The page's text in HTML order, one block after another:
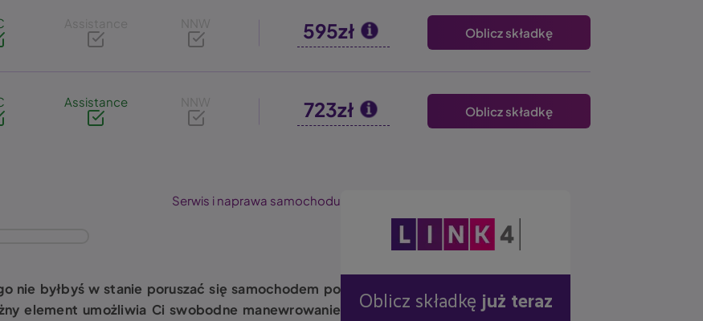
Assistance NNW 595zł Oblicz składkę
Assistance NNW 723zł Oblicz składkę
Serwis i naprawa samochodu
nie byłbyś w stanie poruszać się samochodem po
element umożliwia Ci swobodne manewrowanie
Obraz
Oblicz składkę już teraz